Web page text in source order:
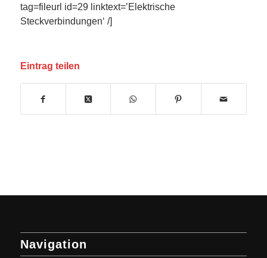
tag=fileurl id=29 linktext=’Elektrische
Steckverbindungen‘ /]
Eintrag teilen
Navigation